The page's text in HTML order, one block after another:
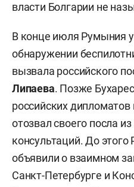
власти Болгарии не
В конце июля Румыния
обнаружении
вызвала российского
Липаева. Позже
российских дипломатов
отозвал своего посла
консультаций. До
объявили о взаимном
Санкт-Петербурге и